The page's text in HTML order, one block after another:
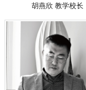
胡燕欣 教学校长